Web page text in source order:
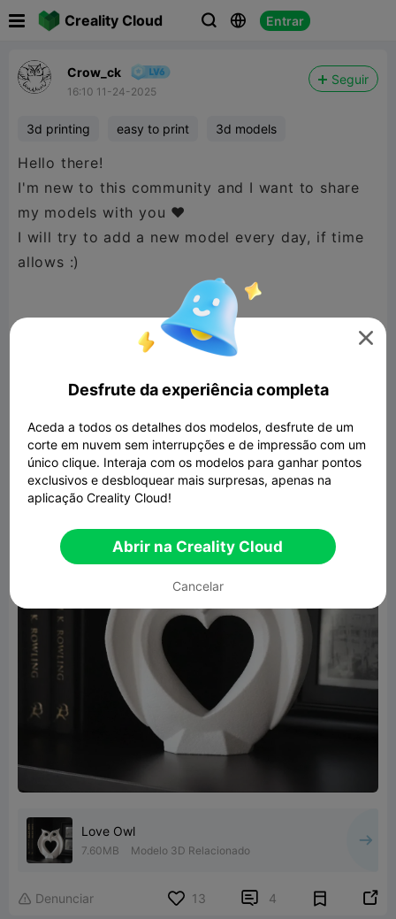
Creality Cloud   Entrar
Crow_ck
16:10 11-24-2025
Seguir
3d printing easy to print 3d models
Hello there!
I'm new to this community and I want to share
my models with you ♥
I will try to add a new model every day, if time
allows :)
At the beginning my favorite Love Owl - modern
and minimalist decor or a thoughtful gift for all
owl lovers or someone special who is close to
Love Owl
7.60MB Modelo 3D Relacionado
 Denunciar 13  4 

Desfrute da experiência completa
Aceda a todos os detalhes dos modelos, desfrute de um
corte em nuvem sem interrupções e de impressão com um
único clique. Interaja com os modelos para ganhar pontos
exclusivos e desbloquear mais surpresas, apenas na
aplicação Creality Cloud!
Abrir na Creality Cloud
Cancelar